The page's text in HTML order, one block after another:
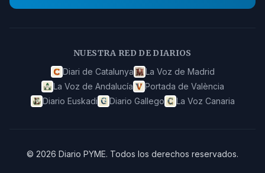
NUESTRA RED DE DIARIOS
Diari de Catalunya
La Voz de Madrid
La Voz de Andalucía
Portada de València
Diario Euskadi
Diario Gallego La Voz Canaria
© 2026 Diario PYME. Todos los derechos reservados.